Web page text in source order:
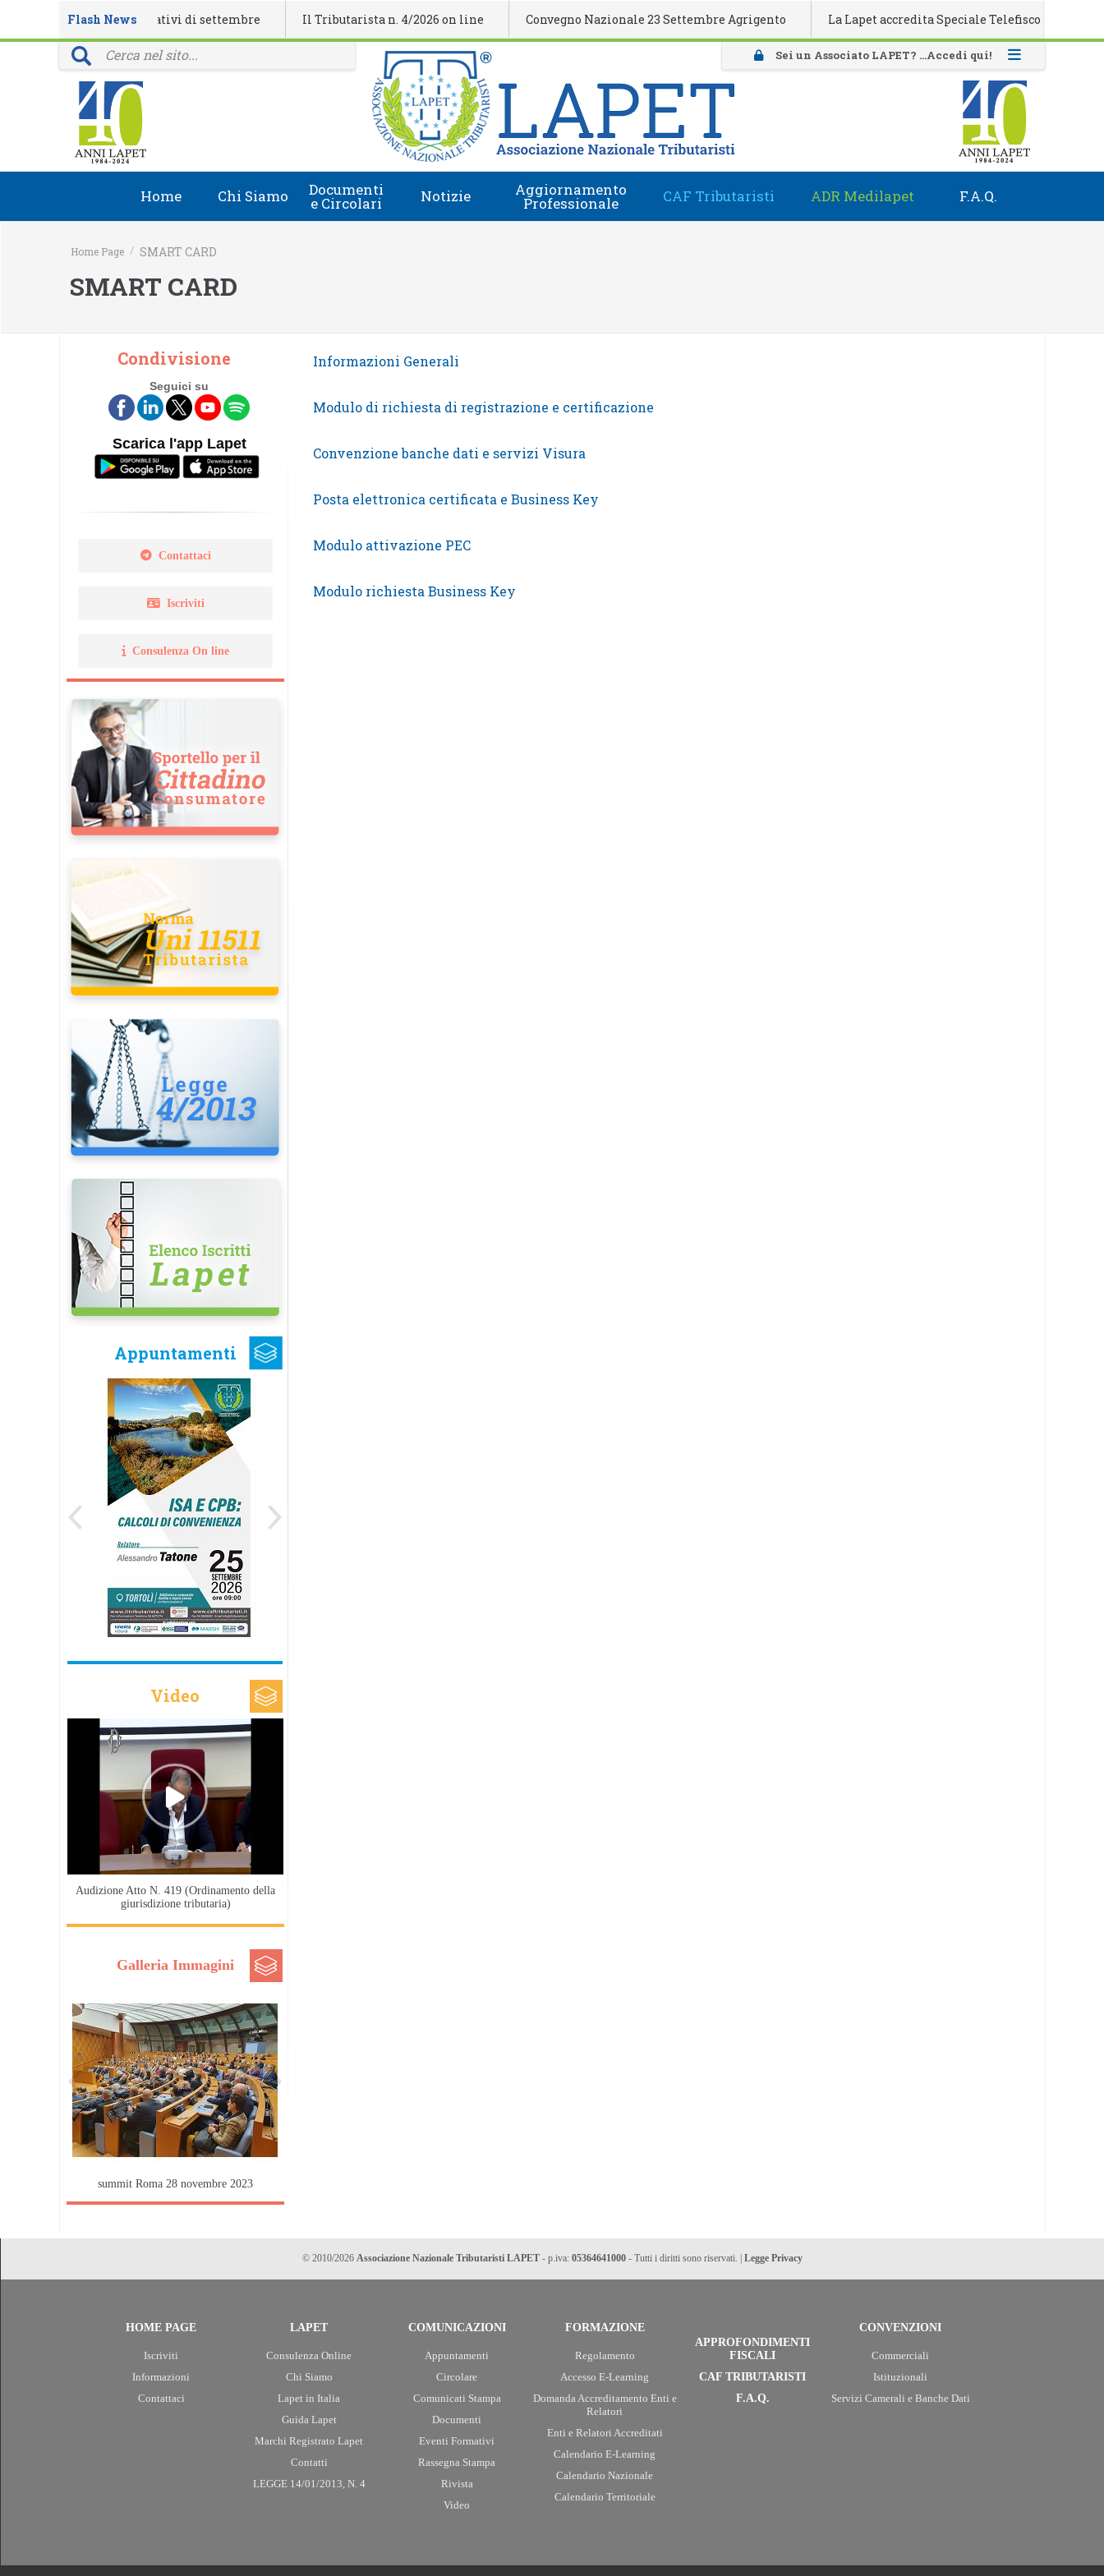
Home Chi Siamo
Guida lapet
Contatti
Legge 14 gennaio 2013 N. 4
Norma Uni 11511
Documenti
e Circolari Notizie
Video
Aggiornamento
Professionale
Calendario Territoriale
CAF Tributaristi ADR Medilapet F.A.Q.
SMART CARD
Home Page / SMART CARD
Sei un Associato LAPET? ...Accedi qui!
Flash News
eventi formativi di settembre Il Tributarista n. 4/2026 on line Convegno Nazionale 23 Settembre Agrigento La Lapet accredita Speciale Telefisco 2026
40 anni della rivista Il Tributarista
Condivisione
Seguici su
Scarica l'app Lapet
Contattaci
Iscriviti
Consulenza On line
Appuntamenti
Video
Audizione Atto N. 419 (Ordinamento della
giurisdizione tributaria)
Galleria Immagini
summit Roma 28 novembre 2023
Informazioni Generali
Modulo di richiesta di registrazione e certificazione
Convenzione banche dati e servizi Visura
Posta elettronica certificata e Business Key
Modulo attivazione PEC
Modulo richiesta Business Key
© 2010/2026 Associazione Nazionale Tributaristi LAPET - p.iva: 05364641000 - Tutti i diritti sono riservati. | Legge Privacy
HOME PAGE
Iscriviti
Informazioni
Contattaci
LAPET
Consulenza Online
Chi Siamo
Lapet in Italia
Guida Lapet
Marchi Registrato Lapet
Contatti
LEGGE 14/01/2013, N. 4
COMUNICAZIONI
Appuntamenti
Circolare
Comunicati Stampa
Documenti
Eventi Formativi
Rassegna Stampa
Rivista
Video
FORMAZIONE
Regolamento
Accesso E-Learning
Domanda Accreditamento Enti e
Relatori
Enti e Relatori Accreditati
Calendario E-Learning
Calendario Nazionale
Calendario Territoriale
APPROFONDIMENTI
FISCALI
CAF TRIBUTARISTI
F.A.Q.
CONVENZIONI
Commerciali
Istituzionali
Servizi Camerali e Banche Dati